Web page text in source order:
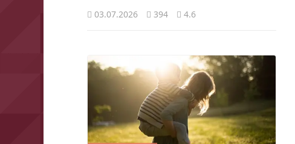
03.07.2026 394 4.6